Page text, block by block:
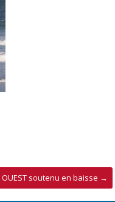
soutenu en baisse →